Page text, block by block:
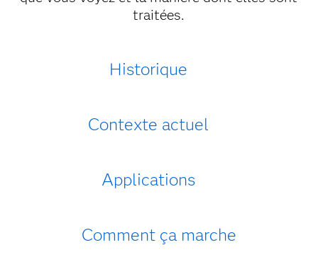
traitées.
Historique
Contexte actuel
Applications
Comment ça marche